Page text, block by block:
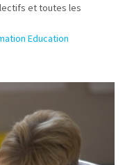
et toutes les
Education